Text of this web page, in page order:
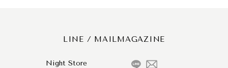
LINE / MAILMAGAZINE
Night Store